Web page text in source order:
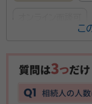
森田 哲也（もり
こ